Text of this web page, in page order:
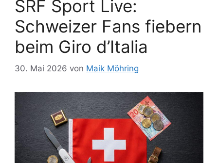
SRF Sport Live:
Schweizer Fans fiebern
beim Giro d’Italia
30. Mai 2026 von Maik Möhring